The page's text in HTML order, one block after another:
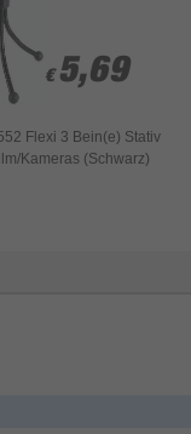
€ 5,69
€ 5,69
Flexi 3 Bein(e) Stativ
Kameras (Schwarz)